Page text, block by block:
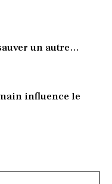
un autre…
influence le